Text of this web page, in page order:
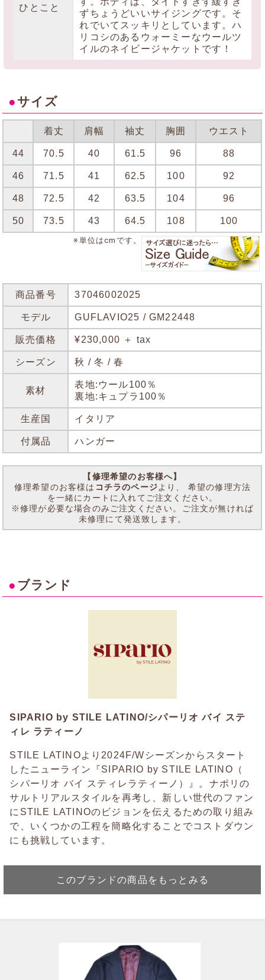
ひとこと
ずちょうどいいサイジングです。そ
れでいてスッキリとしています。ハ
リコシのあるウォーミーなウールツ
イルのネイビージャケットです！
● サイズ
着丈 肩幅 袖丈 胸囲 ウエスト
44 70.5 40 61.5 96 88
46 71.5 41 62.5 100 92
48 72.5 42 63.5 104 96
50 73.5 43 64.5 108 100
※単位はcmです。
商品番号 37046002025
モデル GUFLAVIO25 / GM22448
販売価格 ¥230,000 ＋ tax
シーズン 秋 / 冬 / 春
素材
表地:ウール100％
裏地:キュプラ100％
生産国 イタリア
付属品 ハンガー
【修理希望のお客様へ】
修理希望のお客様は コチラのページより、 希望の修理方法
を一緒にカートに入れてご注文ください。
※修理が必要な場合のみご注文ください。ご注文が無ければ
未修理にて発送致します。
● ブランド
SIPARIO by STILE LATINO/シパーリオ バイ ステ
ィレ ラティーノ
STILE LATINOより2024F/Wシーズンからスタート
したニューライン『SIPARIO by STILE LATINO（
シパーリオ バイ スティレラティーノ）』。ナポリの
サルトリアルスタイルを再考し、新しい世代のファン
にSTILE LATINOのビジョンを伝えるための取り組み
で、いくつかの工程を簡略化することでコストダウン
にも挑戦しています。
このブランドの商品をもっとみる